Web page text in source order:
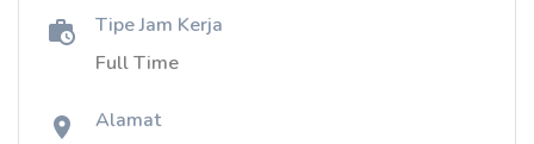
Tipe Jam Kerja
Full Time
Alamat